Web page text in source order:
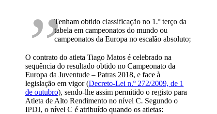
Tenham obtido classificação no 1.º terço da
tabela em campeonatos do mundo ou
campeonatos da Europa no escalão absoluto;
O contrato do atleta Tiago Matos é celebrado na
sequência do resultado obtido no Campeonato da
Europa da Juventude – Patras 2018, e face à
legislação em vigor (Decreto-Lei n.º 272/2009, de 1
de outubro), sendo-lhe assim permitido o registo para
Atleta de Alto Rendimento no nível C. Segundo o
IPDJ, o nível C é atribuído quando os atletas: